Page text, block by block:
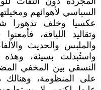
السياسي لأهوائهم
عكسيا وخلف تدهورا
وتقاليد اللياقة،
والملبس والحديث
واستُبدلت بسيئة،
النسقي بين المخفي
على المنظومة، وهنالك